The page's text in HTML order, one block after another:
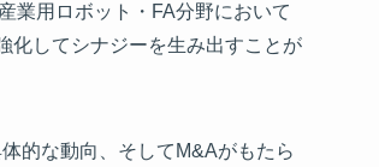
業用ロボット・FA分野において
化してシナジーを生み出すことが
的な動向、そしてM&Aがもたら